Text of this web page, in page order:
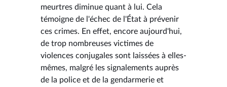
meurtres diminue quant à lui. Cela
témoigne de l'échec de l'État à prévenir
ces crimes. En effet, encore aujourd'hui,
de trop nombreuses victimes de
violences conjugales sont laissées à elles-
mêmes, malgré les signalements auprès
de la police et de la gendarmerie et